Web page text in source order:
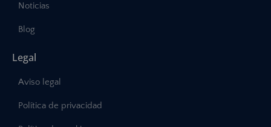
Noticias
Blog
Legal
Aviso legal
Política de privacidad